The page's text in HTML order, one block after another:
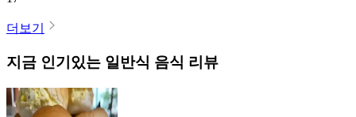
더보기
지금 인기있는 일반식 음식 리뷰